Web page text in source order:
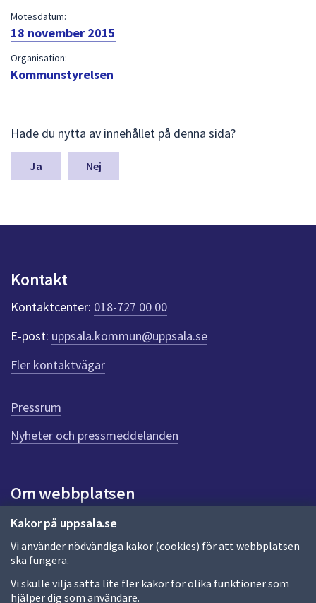
Kakor på uppsala.se
Vi använder nödvändiga kakor (cookies) för att webbplatsen
ska fungera.
Vi skulle vilja sätta lite fler kakor för olika funktioner som
hjälper dig som användare.
Mötesdatum:
18 november 2015
Organisation:
Kommunstyrelsen
ä
m
a
n
k
t
e
r
f
ö
r
e
n
n
a
d
a
Hade du nytta av innehållet på denna sida?
Nej
Kontakt
Kontaktcenter: 018-727 00 00
E-post: uppsala.kommun@uppsala.se
Fler kontaktvägar
Pressrum
Nyheter och pressmeddelanden
Om webbplatsen
Om webbplatsen
Allmänna handlingar och diarium
Behandling av personuppgifter